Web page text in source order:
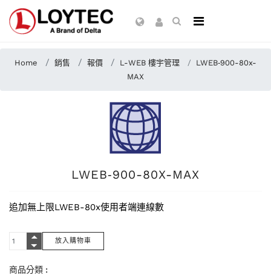
Home 銷售 報價 L-WEB 樓宇管理
LWEB‑900-80x-
MAX
LWEB‑900-80X-MAX
追加無上限LWEB-80x使用者端連線數
商品分類 :